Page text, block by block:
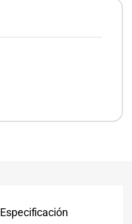
Especificación